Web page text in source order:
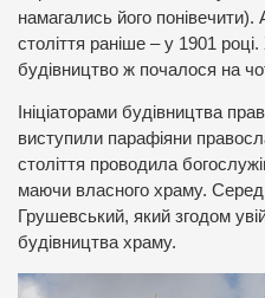
намагались його понівечити).
століття раніше – у 1901 році.
будівництво ж почалося на
Ініціаторами будівництва
виступили парафіяни
століття проводила
маючи власного храму. Серед
Грушевський, який згодом
будівництва храму.